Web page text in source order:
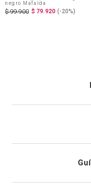
negro Mafalda
$ 99.900 $ 79.920 (-20%)